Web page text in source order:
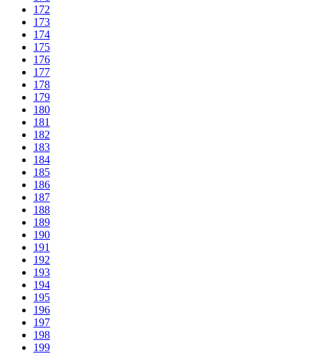
172
173
174
175
176
177
178
179
180
181
182
183
184
185
186
187
188
189
190
191
192
193
194
195
196
197
198
199